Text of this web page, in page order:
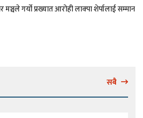
गर्यो प्रख्यात आरोही लाक्पा शेर्पालाई सम्मान
सबै